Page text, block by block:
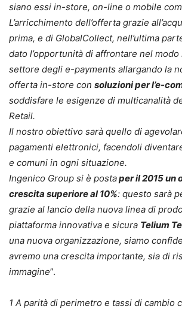
siano essi in-store, on-line o mobile
L’arricchimento dell’offerta grazie
prima, e di GlobalCollect, nell’ultima
dato l’opportunità di affrontare nel
settore degli e-payments allargando la
offerta in-store con soluzioni per l’e-
soddisfare le esigenze di multicanalità
Retail.
Il nostro obiettivo sarà quello di
pagamenti elettronici, facendoli
e comuni in ogni situazione.
Ingenico Group si è postaper il 2015 un
crescita superiore al 10%: questo sarà
grazie al lancio della nuova linea di
piattaforma innovativa e sicura Telium
una nuova organizzazione, siamo
avremo una crescita importante, sia di
immagine”.
1 A parità di perimetro e tassi di cambio